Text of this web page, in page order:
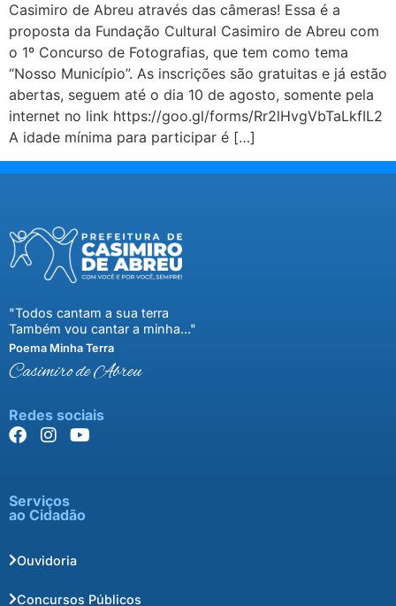
Casimiro de Abreu através das câmeras! Essa é a
proposta da Fundação Cultural Casimiro de Abreu com
o 1º Concurso de Fotografias, que tem como tema
“Nosso Município”. As inscrições são gratuitas e já estão
abertas, seguem até o dia 10 de agosto, somente pela
internet no link https://goo.gl/forms/Rr2lHvgVbTaLkfIL2
A idade mínima para participar é […]
"Todos cantam a sua terra
Também vou cantar a minha..."
Poema Minha Terra
Casimiro de Abreu
Redes sociais
Serviços
ao Cidadão
Ouvidoria
Concursos Públicos